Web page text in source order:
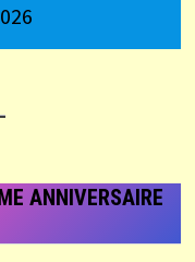
ANNIVERSAIRE